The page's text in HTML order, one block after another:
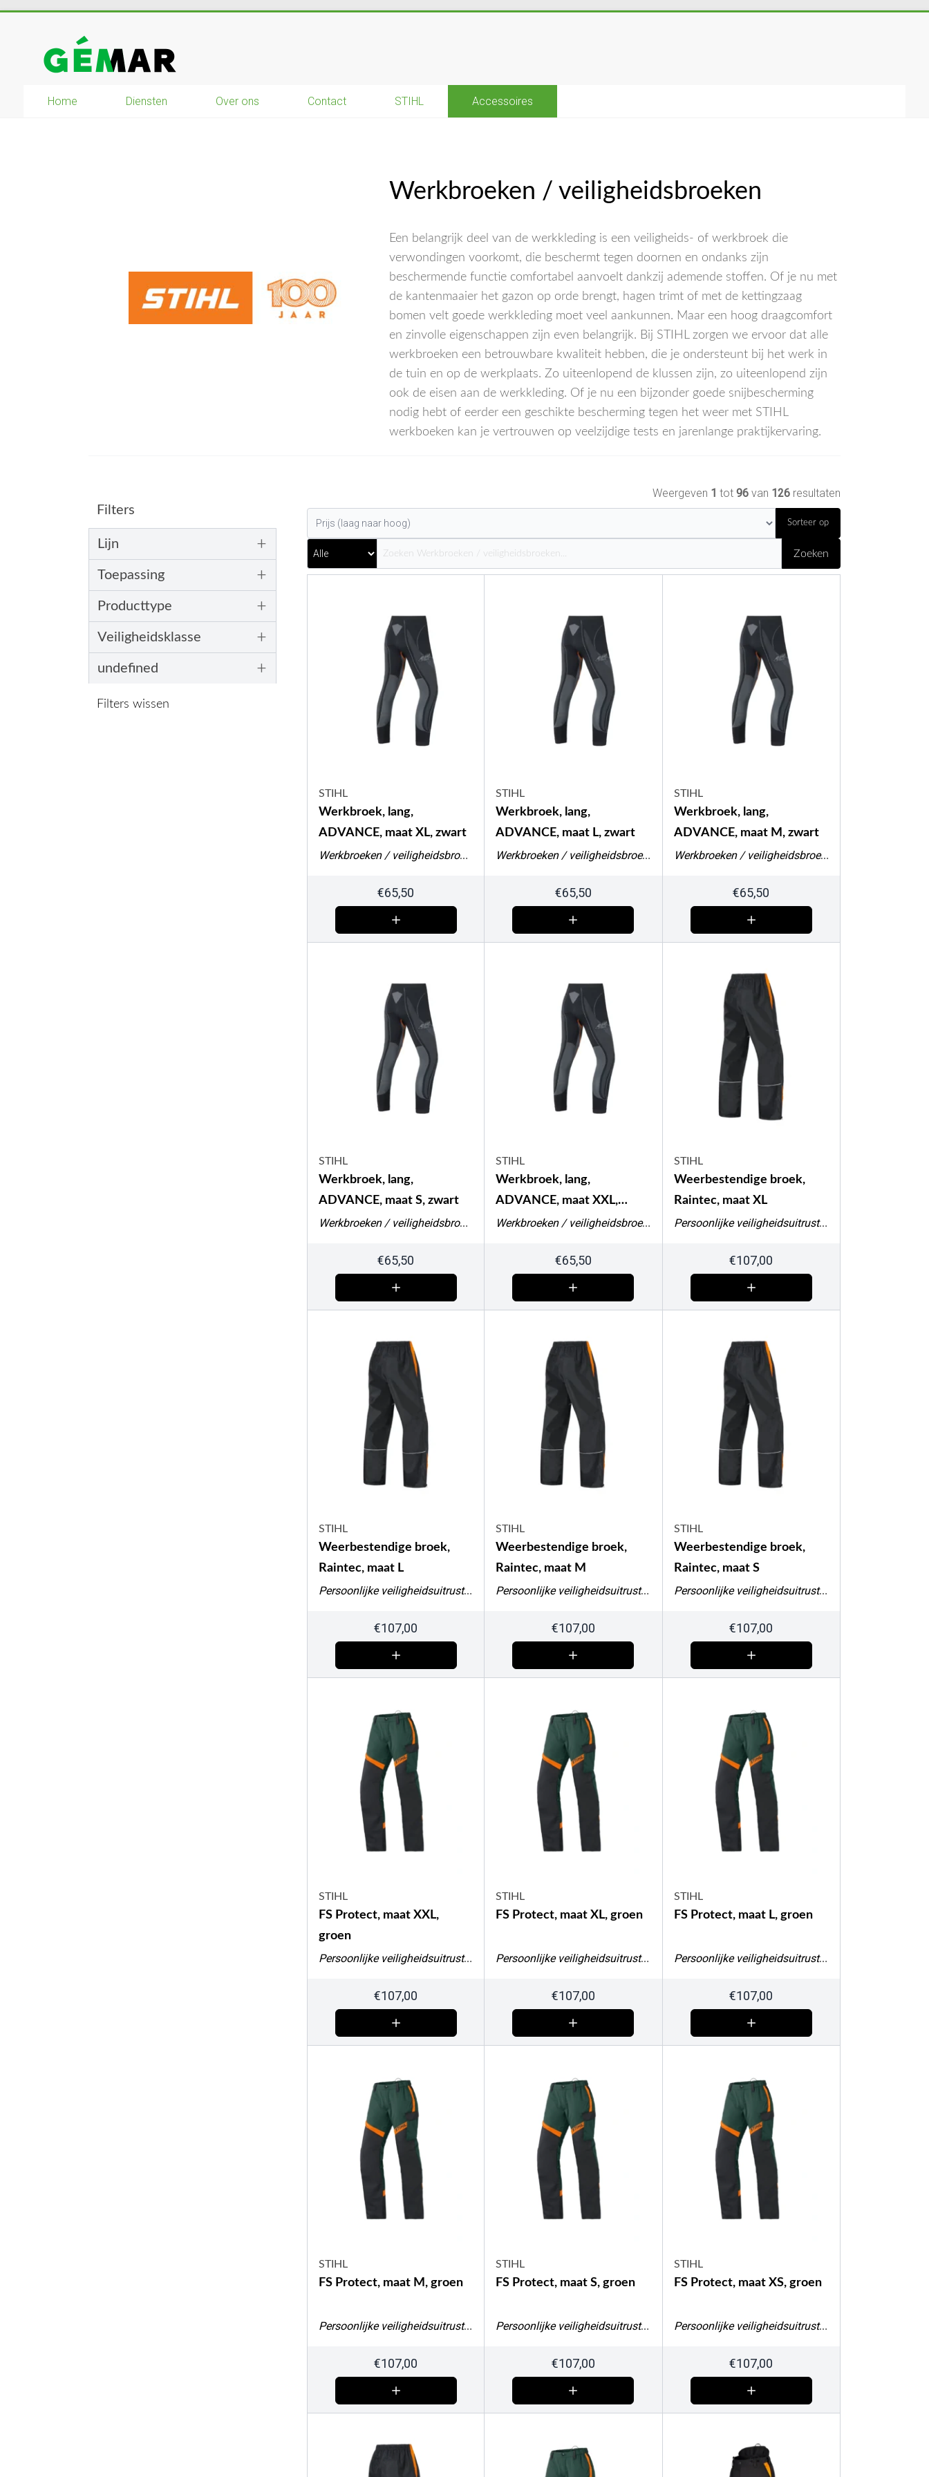
GEMAR
Home Diensten Over ons Contact STIHL Accessoires
Werkbroeken / veiligheidsbroeken
Een belangrijk deel van de werkkleding is een veiligheids- of werkbroek die
verwondingen voorkomt, die beschermt tegen doornen en ondanks zijn
beschermende functie comfortabel aanvoelt dankzij ademende stoffen. Of je nu met
de kantenmaaier het gazon op orde brengt, hagen trimt of met de kettingzaag
bomen velt goede werkkleding moet veel aankunnen. Maar een hoog draagcomfort
en zinvolle eigenschappen zijn even belangrijk. Bij STIHL zorgen we ervoor dat alle
werkbroeken een betrouwbare kwaliteit hebben, die je ondersteunt bij het werk in
de tuin en op de werkplaats. Zo uiteenlopend de klussen zijn, zo uiteenlopend zijn
ook de eisen aan de werkkleding. Of je nu een bijzonder goede snijbescherming
nodig hebt of eerder een geschikte bescherming tegen het weer met STIHL
werkboeken kan je vertrouwen op veelzijdige tests en jarenlange praktijkervaring.
Filters
Lijn +
Toepassing +
Producttype +
Veiligheidsklasse +
undefined +
Filters wissen
Weergeven 1 tot 96van 126resultaten
Sorteer op
Zoeken
STIHL
Werkbroek, lang,
ADVANCE, maat XL, zwart
Werkbroeken / veiligheidsbroeken
€65,50
STIHL
Werkbroek, lang,
ADVANCE, maat L, zwart
Werkbroeken / veiligheidsbroeken
€65,50
STIHL
Werkbroek, lang,
ADVANCE, maat M, zwart
Werkbroeken / veiligheidsbroeken
€65,50
STIHL
Werkbroek, lang,
ADVANCE, maat S, zwart
Werkbroeken / veiligheidsbroeken
€65,50
STIHL
Werkbroek, lang,
ADVANCE, maat XXL,
zwart
Werkbroeken / veiligheidsbroeken
€65,50
STIHL
Weerbestendige broek,
Raintec, maat XL
Persoonlijke veiligheidsuitrusting
€107,00
STIHL
Weerbestendige broek,
Raintec, maat L
Persoonlijke veiligheidsuitrusting
€107,00
STIHL
Weerbestendige broek,
Raintec, maat M
Persoonlijke veiligheidsuitrusting
€107,00
STIHL
Weerbestendige broek,
Raintec, maat S
Persoonlijke veiligheidsuitrusting
€107,00
STIHL
FS Protect, maat XXL,
groen
Persoonlijke veiligheidsuitrusting
€107,00
STIHL
FS Protect, maat XL, groen
Persoonlijke veiligheidsuitrusting
€107,00
STIHL
FS Protect, maat L, groen
Persoonlijke veiligheidsuitrusting
€107,00
STIHL
FS Protect, maat M, groen
Persoonlijke veiligheidsuitrusting
€107,00
STIHL
FS Protect, maat S, groen
Persoonlijke veiligheidsuitrusting
€107,00
STIHL
FS Protect, maat XS, groen
Persoonlijke veiligheidsuitrusting
€107,00